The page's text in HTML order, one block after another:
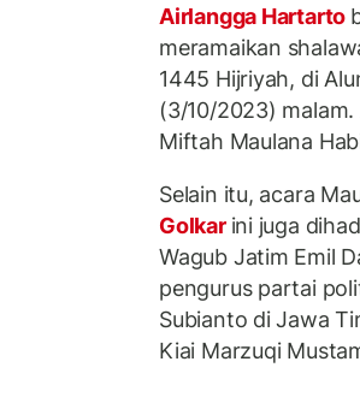
Airlangga Hartarto
meramaikan
1445 Hijriyah, di
(3/10/2023)
Miftah Maulana
Selain itu, acara
Golkar ini juga
Wagub Jatim Emil
pengurus partai
Subianto di Jawa
Kiai Marzuqi